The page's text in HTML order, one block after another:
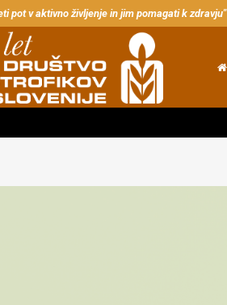
pot v aktivno življenje in jim pomagati k zdravju"